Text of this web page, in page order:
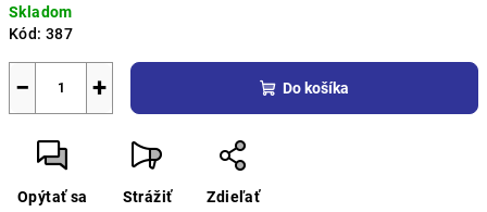
cena:
Skladom
Kód: 387
+
− Do košíka
Opýtať sa Strážiť Zdieľať